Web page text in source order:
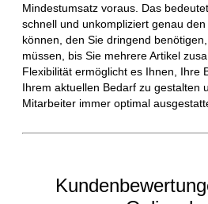
Mindestumsatz voraus. Das
schnell und unkompliziert genau
können, den Sie dringend
müssen, bis Sie mehrere Artikel
Flexibilität ermöglicht es Ihnen, Ihre
Ihrem aktuellen Bedarf zu gestalten
Mitarbeiter immer optimal